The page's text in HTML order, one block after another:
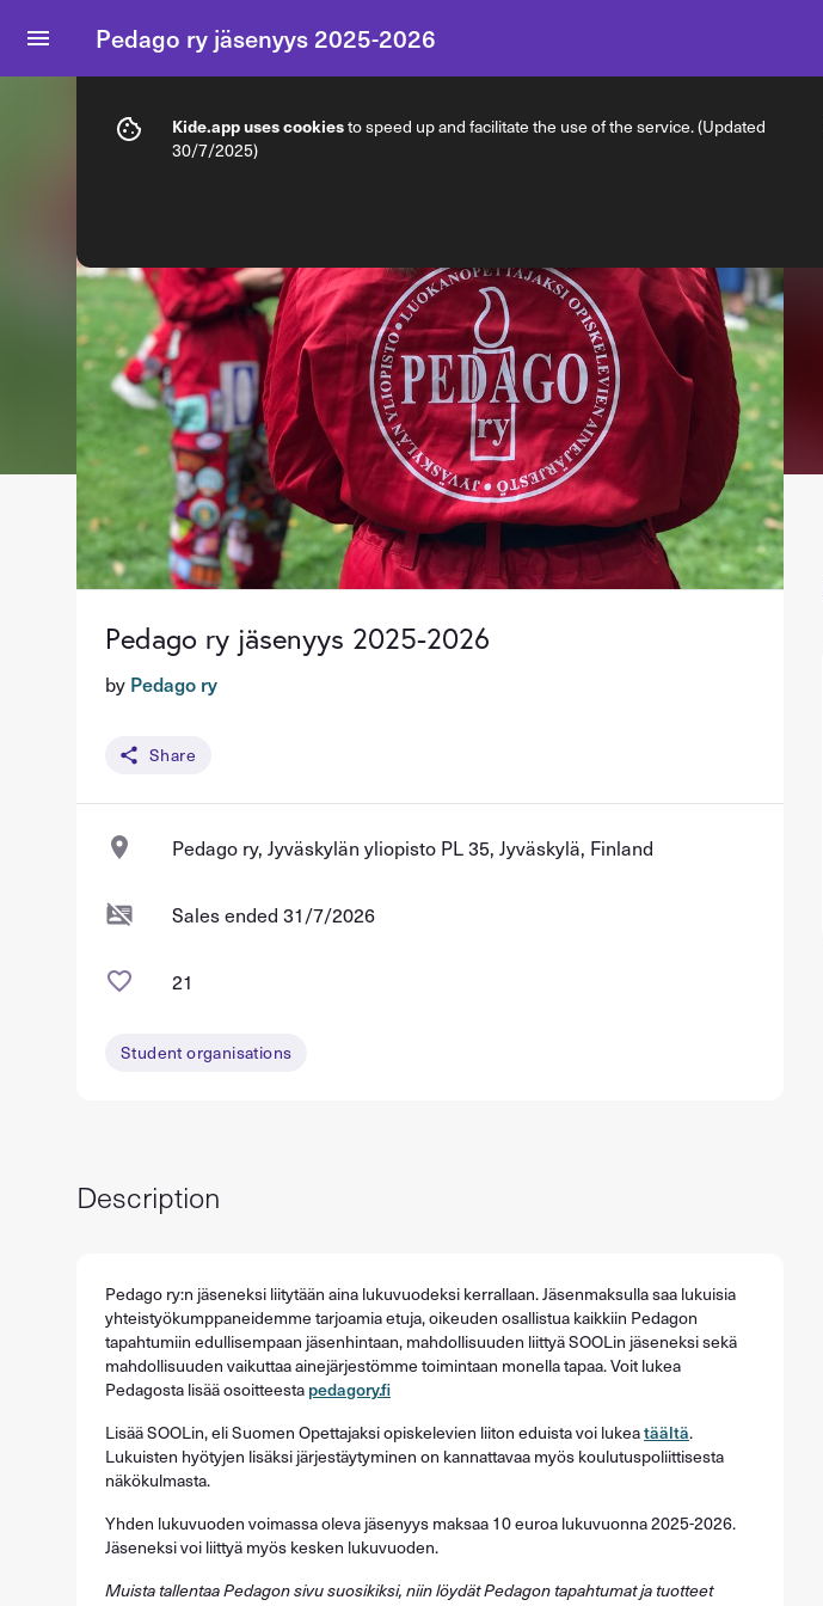
Pedago ry jäsenyys 2025-2026
Pedago ry jäsenyys 2025-2026
by Pedago ry
Share
Pedago ry, Jyväskylän yliopisto PL 35, Jyväskylä, Finland
Sales ended 31/7/2026
21
Student organisations
Description
Pedago ry:n jäseneksi liitytään aina lukuvuodeksi kerrallaan. Jäsenmaksulla saa lukuisia
yhteistyökumppaneidemme tarjoamia etuja, oikeuden osallistua kaikkiin Pedagon
tapahtumiin edullisempaan jäsenhintaan, mahdollisuuden liittyä SOOLin jäseneksi sekä
mahdollisuuden vaikuttaa ainejärjestömme toimintaan monella tapaa. Voit lukea
Pedagosta lisää osoitteestapedagory.fi
Lisää SOOLin, eli Suomen Opettajaksi opiskelevien liiton eduista voi lukeatäältä.
Lukuisten hyötyjen lisäksi järjestäytyminen on kannattavaa myös koulutuspoliittisesta
näkökulmasta.
Yhden lukuvuoden voimassa oleva jäsenyys maksaa 10 euroa lukuvuonna 2025-2026.
Jäseneksi voi liittyä myös kesken lukuvuoden.
Muista tallentaa Pedagon sivu suosikiksi, niin löydät Pedagon tapahtumat ja tuotteet
Kide.app uses cookiesto speed up and facilitate the use of the service. (Updated
30/7/2025)